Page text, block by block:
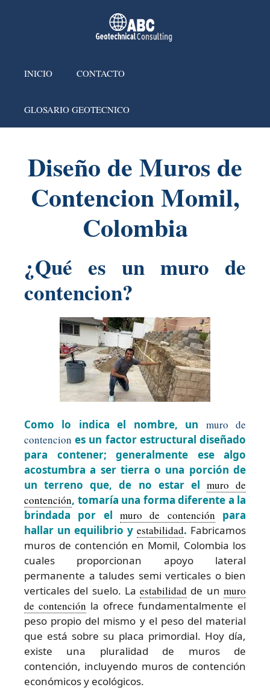
INICIO CONTACTO
GLOSARIO GEOTECNICO
Diseño de Muros de
Contencion Momil,
Colombia
¿Qué es un muro de
contencion?
Como lo indica el nombre, un muro de
contencion es un factor estructural diseñado
para contener; generalmente ese algo
acostumbra a ser tierra o una porción de
un terreno que, de no estar el muro de
contención, tomaría una forma diferente a la
brindada por el muro de contención para
hallar un equilibrio y estabilidad. Fabricamos
muros de contención en Momil, Colombia los
cuales proporcionan apoyo lateral
permanente a taludes semi verticales o bien
verticales del suelo. Laestabilidad de unmuro
de contención la ofrece fundamentalmente el
peso propio del mismo y el peso del material
que está sobre su placa primordial. Hoy día,
existe una pluralidad de muros de
contención, incluyendo muros de contención
económicos y ecológicos.